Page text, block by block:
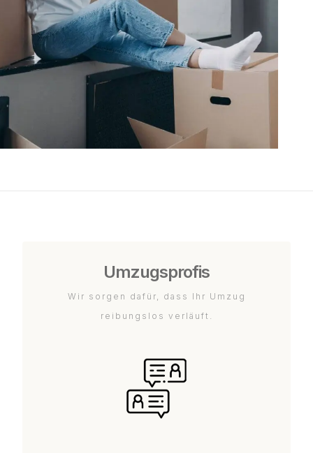
Umzugsprofis
Wir sorgen dafür, dass Ihr Umzug
reibungslos verläuft.